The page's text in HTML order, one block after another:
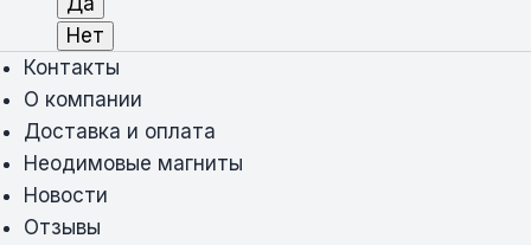
Контакты
О компании
Доставка и оплата
Неодимовые магниты
Новости
Отзывы